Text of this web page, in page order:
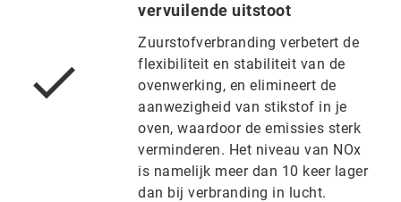
vervuilende uitstoot
Zuurstofverbranding verbetert de
flexibiliteit en stabiliteit van de
ovenwerking, en elimineert de
aanwezigheid van stikstof in je
oven, waardoor de emissies sterk
verminderen. Het niveau van NOx
is namelijk meer dan 10 keer lager
dan bij verbranding in lucht.